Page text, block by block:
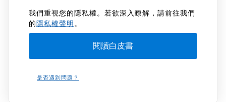
我們重視您的隱私權。若欲深入瞭解，請前往我們
的隱私權聲明。
是否遇到問題？